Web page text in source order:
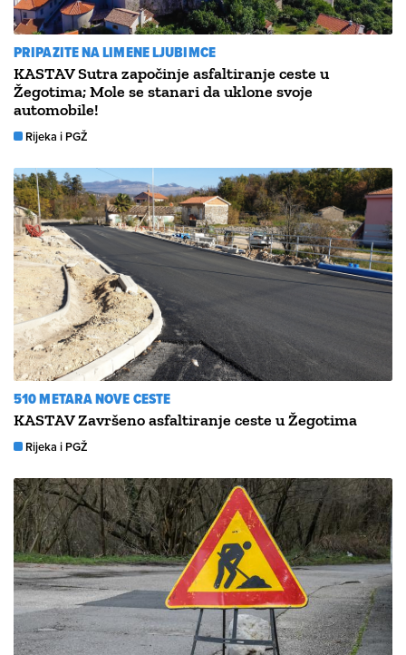
PRIPAZITE NA LIMENE LJUBIMCE
KASTAV Sutra započinje asfaltiranje ceste u
Žegotima; Mole se stanari da uklone svoje
automobile!
Rijeka i PGŽ
510 METARA NOVE CESTE
KASTAV Završeno asfaltiranje ceste u Žegotima
Rijeka i PGŽ